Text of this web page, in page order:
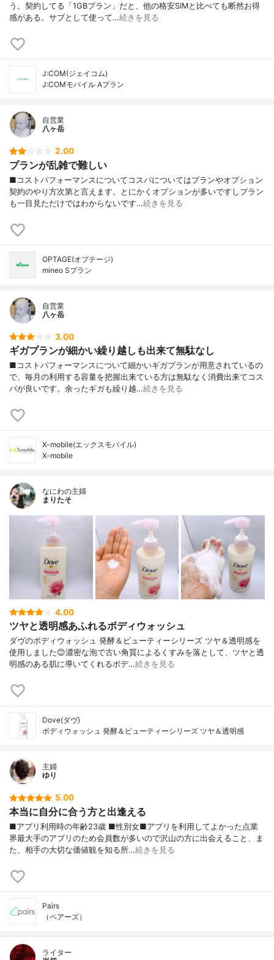
う。契約してる「1GBプラン」だと、他の格安SIMと比べても断然お得
感がある。サブとして使って…続きを見る
J:COM(ジェイコム)
J:COMモバイル Aプラン
自営業
八ヶ岳
2.00
プランが乱雑で難しい
■コストパフォーマンスについてコスパについてはプランやオプション
契約のやり方次第と言えます。とにかくオプションが多いですしプラン
も一目見ただけではわからないです…続きを見る
OPTAGE(オプテージ)
mineo Sプラン
自営業
八ヶ岳
3.00
ギガプランが細かい繰り越しも出来て無駄なし
■コストパフォーマンスについて細かいギガプランが用意されているの
で、毎月の利用する容量を把握出来ている方は無駄なく消費出来てコス
パが良いです。余ったギガも繰り越…続きを見る
X-mobile(エックスモバイル)
X-mobile
なにわの主婦
まりたそ
4.00
ツヤと透明感あふれるボディウォッシュ
ダヴのボディウォッシュ 発酵＆ビューティーシリーズ ツヤ＆透明感を
使用しました😊濃密な泡で古い角質によるくすみを落として、ツヤと透
明感のある肌に導いてくれるボデ…続きを見る
Dove(ダヴ)
ボディウォッシュ 発酵＆ビューティーシリーズ ツヤ＆透明感
主婦
ゆり
5.00
本当に自分に合う方と出逢える
■アプリ利用時の年齢23歳 ■性別女■アプリを利用してよかった点業
界最大手のアプリのため会員数が多いので沢山の方に出会えること、ま
た、相手の大切な価値観を知る所…続きを見る
Pairs
（ペアーズ）
ライター